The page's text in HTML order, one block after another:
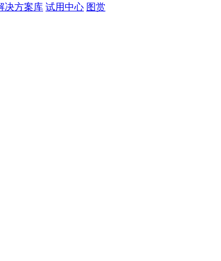
决方案库 试用中心 图赏